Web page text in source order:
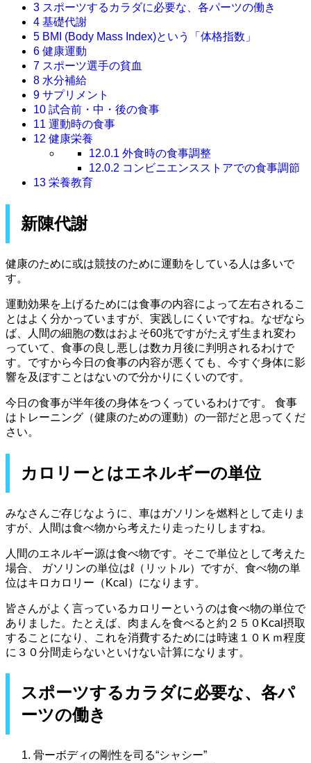
3 スポーツするカラダに必要な、各パーツの働き
4 基礎代謝
5 BMI (Body Mass Index)という「体格指数」
6 健康運動
7 スポーツ選手の貧血
8 水分補給
9 サプリメント
10 試合前・中・後の食事
11 運動時の食事
12 健康栄養
12.0.1 外食時の食事調整
12.0.2 コンビニエンスストアでの食事調節
13 栄養教育
新陳代謝
健康のために或は競技のために運動をしている人は多いで
す。
運動効果を上げるためには食事の内容によって左右されるこ
とはよく分かっていますが、実践しにくいですね。なぜなら
ば、人間の細胞の数はおよそ60兆ですがたえず生まれ変わ
っていて、食事の良し悪しは数カ月後に判明されるわけで
す。ですから今日の食事の内容が悪くても、今すぐ身体に影
響を及ぼすことはないので分かりにくいのです。
今日の食事が半年後の身体をつくっているわけです。 食事
はトレーニング（健康のための運動）の一部だと思ってくだ
さい。
カロリーとはエネルギーの単位
みなさんご存じなように、車はガソリンを燃料として走りま
すが、人間は食べ物から考えたり走ったりしますね。
人間のエネルギー源は食べ物です。そこで単位として考えた
場合、 ガソリンの単位はℓ（リットル）ですが、食べ物の単
位はキロカロリー（Kcal）になります。
皆さんがよく言っているカロリーというのは食べ物の単位で
ありました。たとえば、肉まんを食べると約２５０Kcal摂取
することになり、これを消費するためには時速１０Ｋｍ程度
に３０分間走らないといけない計算になります。
スポーツするカラダに必要な、各パ
ーツの働き
骨ーボディの剛性を司る“シャシー”